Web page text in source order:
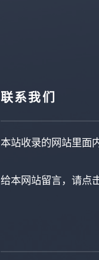
联系我们
本站收录的网站里面
给本网站留言，请点